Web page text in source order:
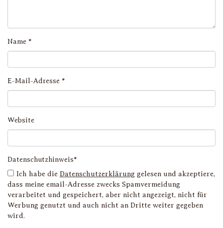
Name *
E-Mail-Adresse *
Website
Datenschutzhinweis*
Ich habe die Datenschutzerklärung gelesen und akzeptiere,
dass meine email-Adresse zwecks Spamvermeidung
verarbeitet und gespeichert, aber nicht angezeigt, nicht für
Werbung genutzt und auch nicht an Dritte weiter gegeben
wird.